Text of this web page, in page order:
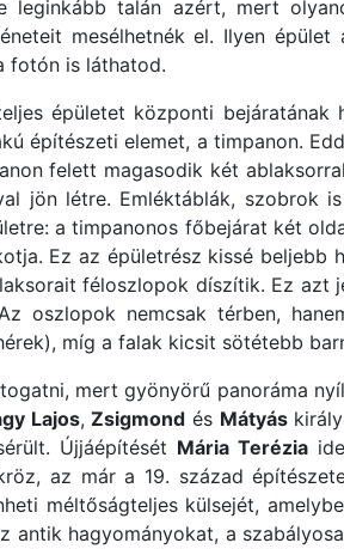
leginkább talán azért, mert
mesélhetnék el. Ilyen épület
fotón is láthatod.
épületet központi
építészeti elemet, a timpanon.
felett magasodik két
jön létre. Emléktáblák, szobrok
a timpanonos főbejárat két
Ez az épületrész kissé beljebb
féloszlopok díszítik. Ez azt
oszlopok nemcsak térben,
míg a falak kicsit sötétebb
mert gyönyörű panoráma
Lajos,Zsigmond és Mátyáskirály
Újjáépítését Mária Terézia
az már a 19. század
méltőságteljes külsejét,
hagyományokat, a